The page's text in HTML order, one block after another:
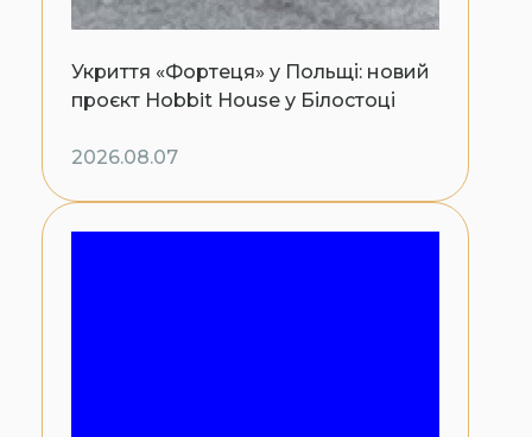
Укриття «Фортеця» у Польщі: новий
проєкт Hobbit House у Білостоці
2026.08.07